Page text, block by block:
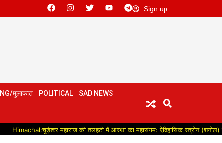
Sign up
मुलाकात POLITICAL SAD NEWS
महाराज की तलहटी में आस्था का महासंगम: ऐतिहासिक स्त्रोन (शनोल) मेले में